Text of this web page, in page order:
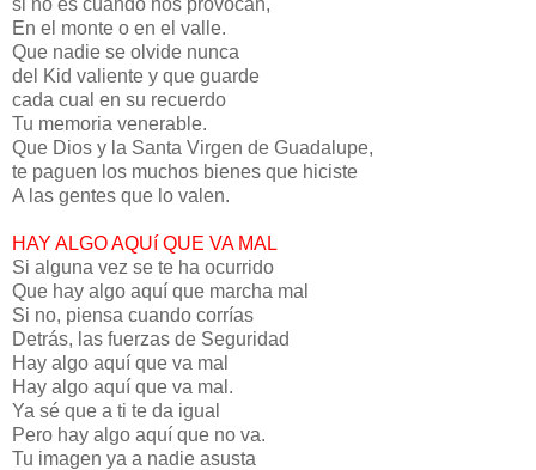
En el monte o en el valle.
Que nadie se olvide nunca
del Kid valiente y que guarde
cada cual en su recuerdo
Tu memoria venerable.
Que Dios y la Santa Virgen de Guadalupe,
te paguen los muchos bienes que hiciste
A las gentes que lo valen.
HAY ALGO AQUí QUE VA MAL
Si alguna vez se te ha ocurrido
Que hay algo aquí que marcha mal
Si no, piensa cuando corrías
Detrás, las fuerzas de Seguridad
Hay algo aquí que va mal
Hay algo aquí que va mal.
Ya sé que a ti te da igual
Pero hay algo aquí que no va.
Tu imagen ya a nadie asusta